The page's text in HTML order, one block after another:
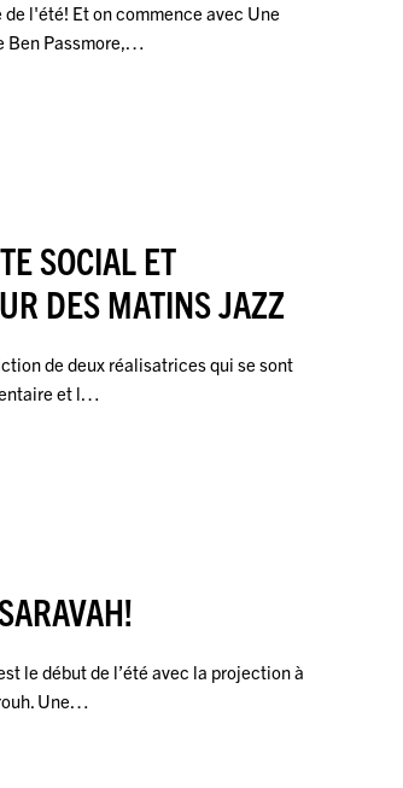
l'été! Et on commence avec Une
Ben Passmore,…
SOCIAL ET
DES MATINS JAZZ
de deux réalisatrices qui se sont
et l…
le début de l’été avec la projection à
Une…